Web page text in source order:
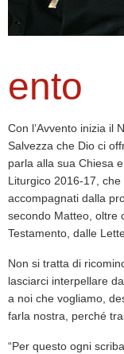
ento
Con l’Avvento inizia il
Salvezza che Dio ci
parla alla sua Chiesa
Liturgico 2016-17, che
accompagnati dalla
secondo Matteo, oltre
Testamento, dalle
Non si tratta di
lasciarci interpellare
a noi che vogliamo,
farla nostra, perché
“Per questo ogni